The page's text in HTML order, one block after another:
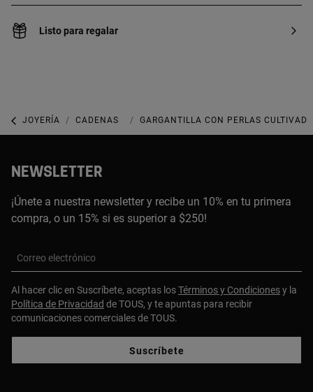
Listo para regalar
JOYERÍA CADENAS GARGANTILLAS
GARGANTILLA CON PERLAS
NEWSLETTER
¡Únete a nuestra newsletter y recibe un 10% en tu primera
compra, o un 15% si es superior a $250!
Correo electrónico
Al hacer clic en Suscríbete, aceptas losTérminos y Condicionesy la
Política de Privacidad de TOUS, y te apuntas para recibir
comunicaciones comerciales de TOUS.
Suscríbete